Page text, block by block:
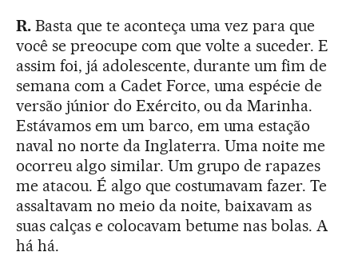
R.Basta que te aconteça uma vez para que
você se preocupe com que volte a suceder. E
assim foi, já adolescente, durante um fim de
semana com a Cadet Force, uma espécie de
versão júnior do Exército, ou da Marinha.
Estávamos em um barco, em uma estação
naval no norte da Inglaterra. Uma noite me
ocorreu algo similar. Um grupo de rapazes
me atacou. É algo que costumavam fazer. Te
assaltavam no meio da noite, baixavam as
suas calças e colocavam betume nas bolas. A
há há.